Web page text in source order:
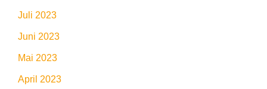
Juli 2023
Juni 2023
Mai 2023
April 2023